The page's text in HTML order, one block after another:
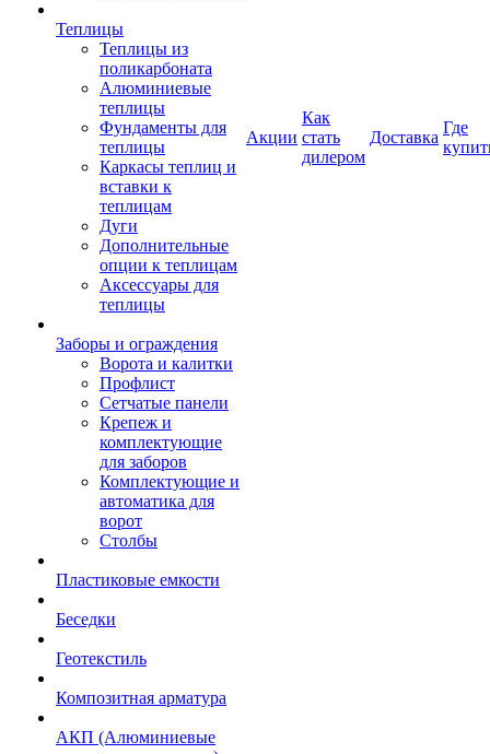
Теплицы
Теплицы из
поликарбоната
Алюминиевые
теплицы
Фундаменты для
теплицы
Каркасы теплиц и
вставки к
теплицам
Дуги
Дополнительные
опции к теплицам
Аксессуары для
теплицы
Заборы и ограждения
Ворота и калитки
Профлист
Сетчатые панели
Крепеж и
комплектующие
для заборов
Комплектующие и
автоматика для
ворот
Столбы
Пластиковые емкости
Беседки
Геотекстиль
Композитная арматура
АКП (Алюминиевые
Акции
Как
стать
дилером
Доставка
Где